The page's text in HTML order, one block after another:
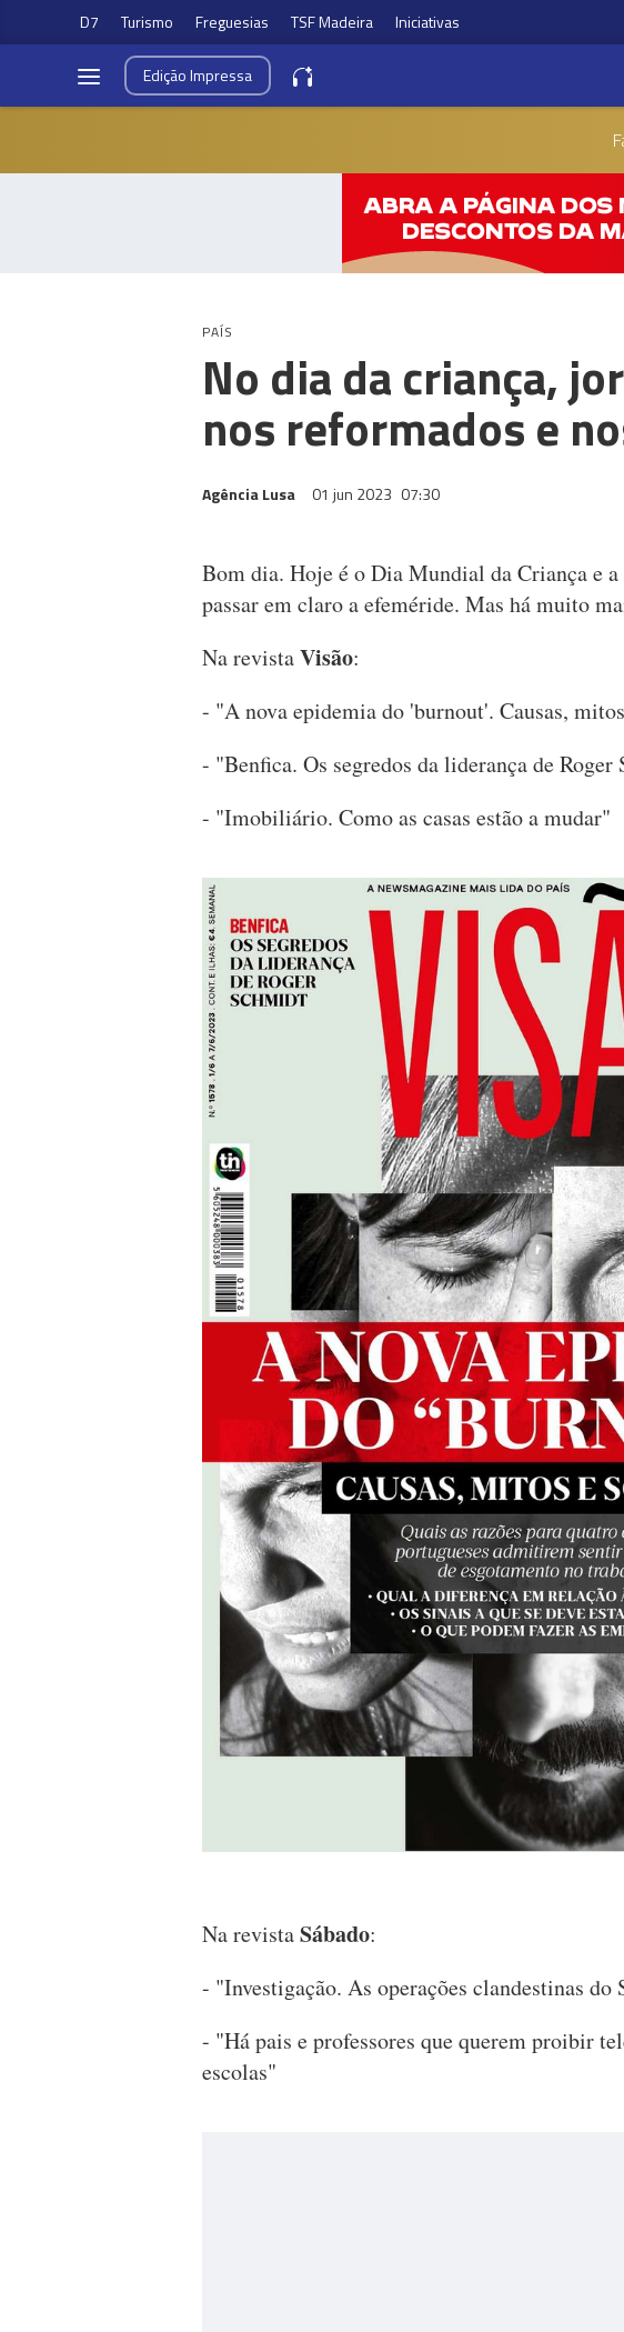
D7 Turismo Freguesias TSF Madeira Iniciativas
EdiçãoImpressa
PAÍS
No dia da criança,
nos reformados e
Agência Lusa 01 jun 2023 07:30
Bom dia. Hoje é o Dia Mundial da Criança e
passar em claro a efeméride. Mas há muito
Na revistaVisão:
- "A nova epidemia do 'burnout'. Causas,
- "Benfica. Os segredos da liderança de Roger
- "Imobiliário. Como as casas estão a mudar"
Na revistaSábado:
- "Investigação. As operações clandestinas do
- "Há pais e professores que querem proibir
escolas"